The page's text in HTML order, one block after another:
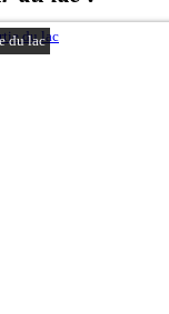
du lac